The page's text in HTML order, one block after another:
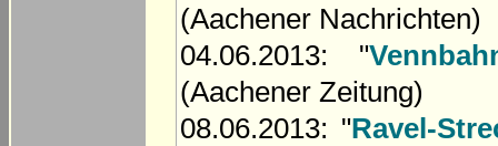
(Aachener Nachrichten)
04.06.2013: "
(Aachener Zeitung)
08.06.2013: "Ravel-